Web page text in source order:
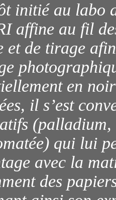
initié au labo
affine au fil
et de tirage
en
il s’est
qui lui
avec la
des